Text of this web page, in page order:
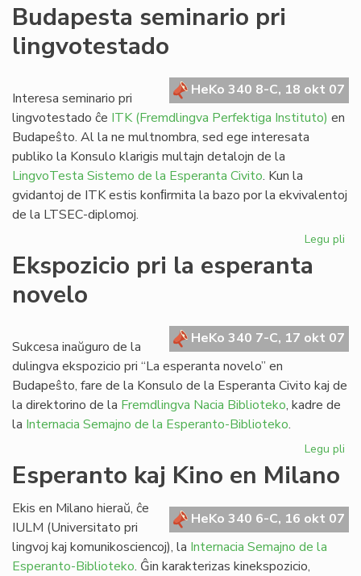
Budapesta seminario pri
lingvotestado
HeKo 340 8-C, 18 okt 07
Interesa seminario pri
lingvotestado ĉe ITK (Fremdlingva Perfektiga Instituto) en
Budapeŝto. Al la ne multnombra, sed ege interesata
publiko la Konsulo klarigis multajn detalojn de la
LingvoTesta Sistemo de la Esperanta Civito. Kun la
gvidantoj de ITK estis konﬁrmita la bazo por la ekvivalentoj
de la LTSEC-diplomoj.
Legu pli
Ekspozicio pri la esperanta
novelo
HeKo 340 7-C, 17 okt 07
Sukcesa inaŭguro de la
dulingva ekspozicio pri “La esperanta novelo” en
Budapeŝto, fare de la Konsulo de la Esperanta Civito kaj de
la direktorino de la Fremdlingva Nacia Biblioteko, kadre de
la Internacia Semajno de la Esperanto-Biblioteko.
Legu pli
Esperanto kaj Kino en Milano
HeKo 340 6-C, 16 okt 07
Ekis en Milano hieraŭ, ĉe
IULM (Universitato pri
lingvoj kaj komunikosciencoj), la Internacia Semajno de la
Esperanto-Biblioteko. Ĝin karakterizas kinekspozicio,